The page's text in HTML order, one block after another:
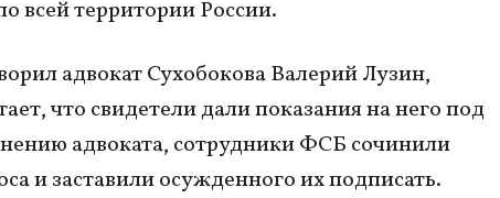
всей территории России.
адвокат Сухобокова Валерий Лузин,
что свидетели дали показания на него под
адвоката, сотрудники ФСБ сочинили
и заставили осужденного их подписать.